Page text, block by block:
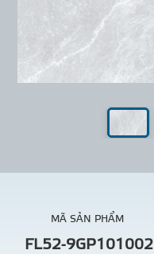
MÃ SẢN PHẨM
FL52-9GP101002